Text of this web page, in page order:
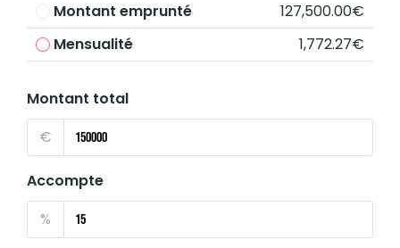
Montant emprunté
127,500.00€
Mensualité
1,772.27€
Montant total
€
Accompte
%